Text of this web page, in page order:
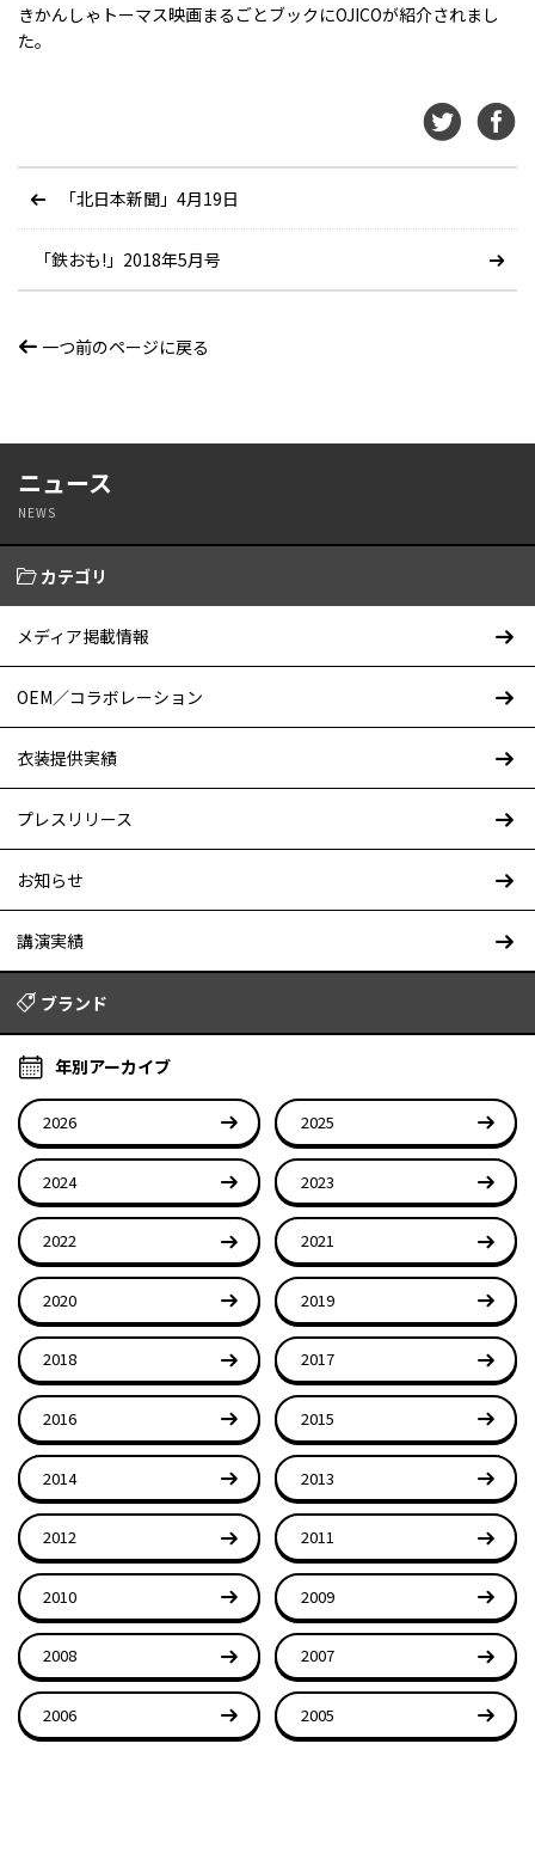
きかんしゃトーマス映画まるごとブックにOJICOが紹介されまし
た。
「北日本新聞」4月19日
「鉄おも!」2018年5月号
一つ前のページに戻る
ニュース
NEWS
カテゴリ
メディア掲載情報
OEM／コラボレーション
衣装提供実績
プレスリリース
お知らせ
講演実績
ブランド
年別アーカイブ
2026 2025
2024 2023
2022 2021
2020 2019
2018 2017
2016 2015
2014 2013
2012 2011
2010 2009
2008 2007
2006 2005